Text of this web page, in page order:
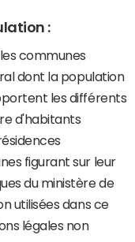
:
communes
dont la population
les différents
d'habitants
figurant sur leur
du ministère de
utilisées dans ce
légales non